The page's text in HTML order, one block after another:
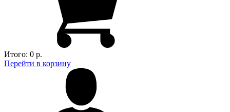
Итого: 0 р.
Перейти в корзину